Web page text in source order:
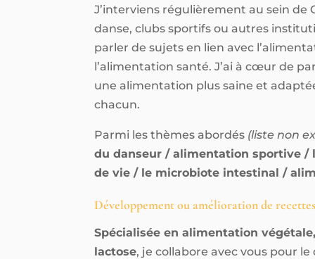
J’interviens régulièrement au sein de
danse, clubs sportifs ou autres
parler de sujets en lien avec
l’alimentation santé. J’ai à cœur de
une alimentation plus saine et
chacun.
Parmi les thèmes abordés (liste non
du danseur / alimentation sportive /
de vie / le microbiote intestinal /
Développement ou amélioration de
Spécialisée en alimentation
lactose, je collabore avec vous pour le